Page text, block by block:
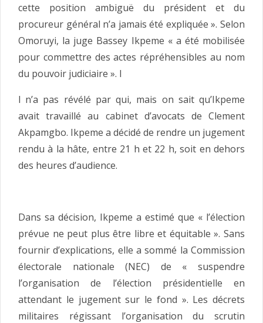
cette position ambiguë du président et du
procureur général n’a jamais été expliquée ». Selon
Omoruyi, la juge Bassey Ikpeme « a été mobilisée
pour commettre des actes répréhensibles au nom
du pouvoir judiciaire ». I
l n’a pas révélé par qui, mais on sait qu’Ikpeme
avait travaillé au cabinet d’avocats de Clement
Akpamgbo. Ikpeme a décidé de rendre un jugement
rendu à la hâte, entre 21 h et 22 h, soit en dehors
des heures d’audience.
Dans sa décision, Ikpeme a estimé que « l’élection
prévue ne peut plus être libre et équitable ». Sans
fournir d’explications, elle a sommé la Commission
électorale nationale (NEC) de « suspendre
l’organisation de l’élection présidentielle en
attendant le jugement sur le fond ». Les décrets
militaires régissant l’organisation du scrutin